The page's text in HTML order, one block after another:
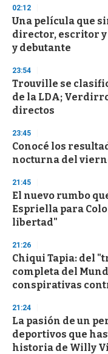
s
e
c
o
n
d
02:12
Una película que
director, escritor
y debutante
23:54
Trouville se
de la LDA;
directos
23:45
Conocé los
nocturna del
21:45
El nuevo rumbo
Espriella para
libertad"
21:26
Chiqui Tapia: del
completa del
conspirativas
21:24
La pasión de un
deportivos que
historia de Willy